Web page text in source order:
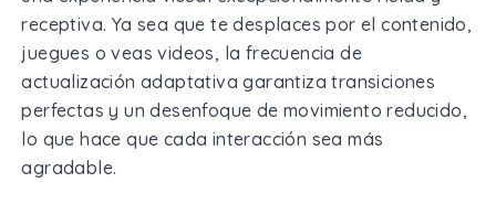
receptiva. Ya sea que te desplaces por el contenido,
juegues o veas videos, la frecuencia de
actualización adaptativa garantiza transiciones
perfectas y un desenfoque de movimiento reducido,
lo que hace que cada interacción sea más
agradable.